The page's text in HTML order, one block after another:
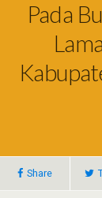
Pada
Share